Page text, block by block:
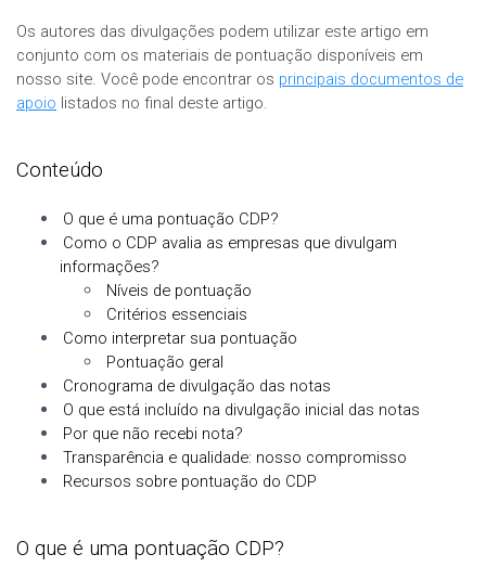
Os autores das divulgações podem utilizar este artigo em
conjunto com os materiais de pontuação disponíveis em
nosso site. Você pode encontrar os principais documentos de
apoio listados no final deste artigo.
Conteúdo
O que é uma pontuação CDP?
Como o CDP avalia as empresas que divulgam
informações?
Níveis de pontuação
Critérios essenciais
Como interpretar sua pontuação
Pontuação geral
Cronograma de divulgação das notas
O que está incluído na divulgação inicial das notas
Por que não recebi nota?
Transparência e qualidade: nosso compromisso
Recursos sobre pontuação do CDP
O que é uma pontuação CDP?